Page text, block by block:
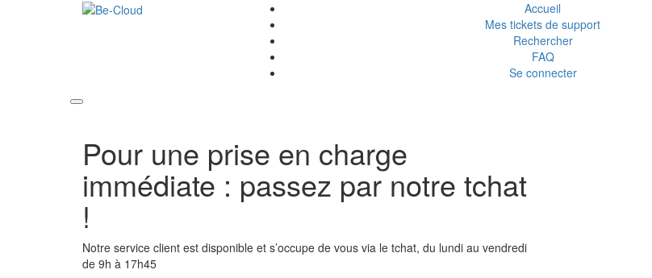
Accueil
Mes tickets de support
Rechercher
FAQ
Se connecter
Pour une prise en charge
immédiate : passez par notre tchat
!
Notre service client est disponible et s’occupe de vous via le tchat, du lundi au vendredi
de 9h à 17h45